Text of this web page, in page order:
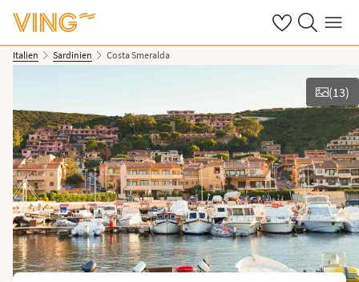
Se dinaSök på ving.se
Meny
Italien Sardinien Costa Smeralda
Se bilder
(13)